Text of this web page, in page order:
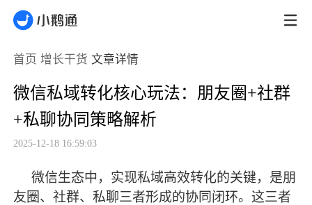
首页 增长干货 文章详情
微信私域转化核心玩法：朋友圈+社群
+私聊协同策略解析
2025-12-18 16:59:03
微信生态中，实现私域高效转化的关键，是朋
友圈、社群、私聊三者形成的协同闭环。这三者